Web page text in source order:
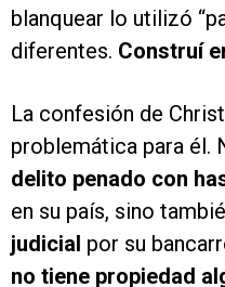
blanquear lo utilizó
diferentes. Construí
La confesión de
problemática para él.
delito penado con
en su país, sino
judicial por su
no tiene propiedad